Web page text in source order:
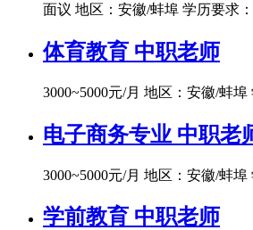
面议 地区：安徽/蚌埠 学历要求
体育教育 中职老师
3000~5000元/月 地区：安徽/蚌埠
电子商务专业 中职老
3000~5000元/月 地区：安徽/蚌埠
学前教育 中职老师